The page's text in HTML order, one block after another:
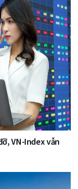
VN-Index vẫn